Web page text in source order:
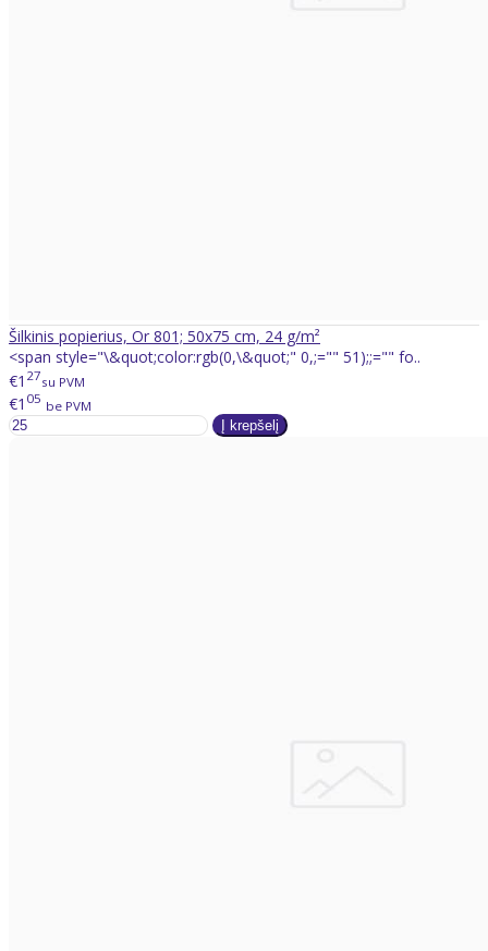
Šilkinis popierius, Or 801; 50x75 cm, 24 g/m²
<span style="\&quot;color:rgb(0,\&quot;" 0,;="" 51);;="" fo..
€1 27su PVM
€1 05 be PVM